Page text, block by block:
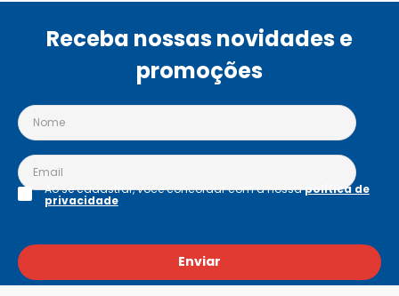
Receba nossas novidades e
promoções
Enviar
Ao se cadastrar, você concordar com a nossapolítica de
privacidade